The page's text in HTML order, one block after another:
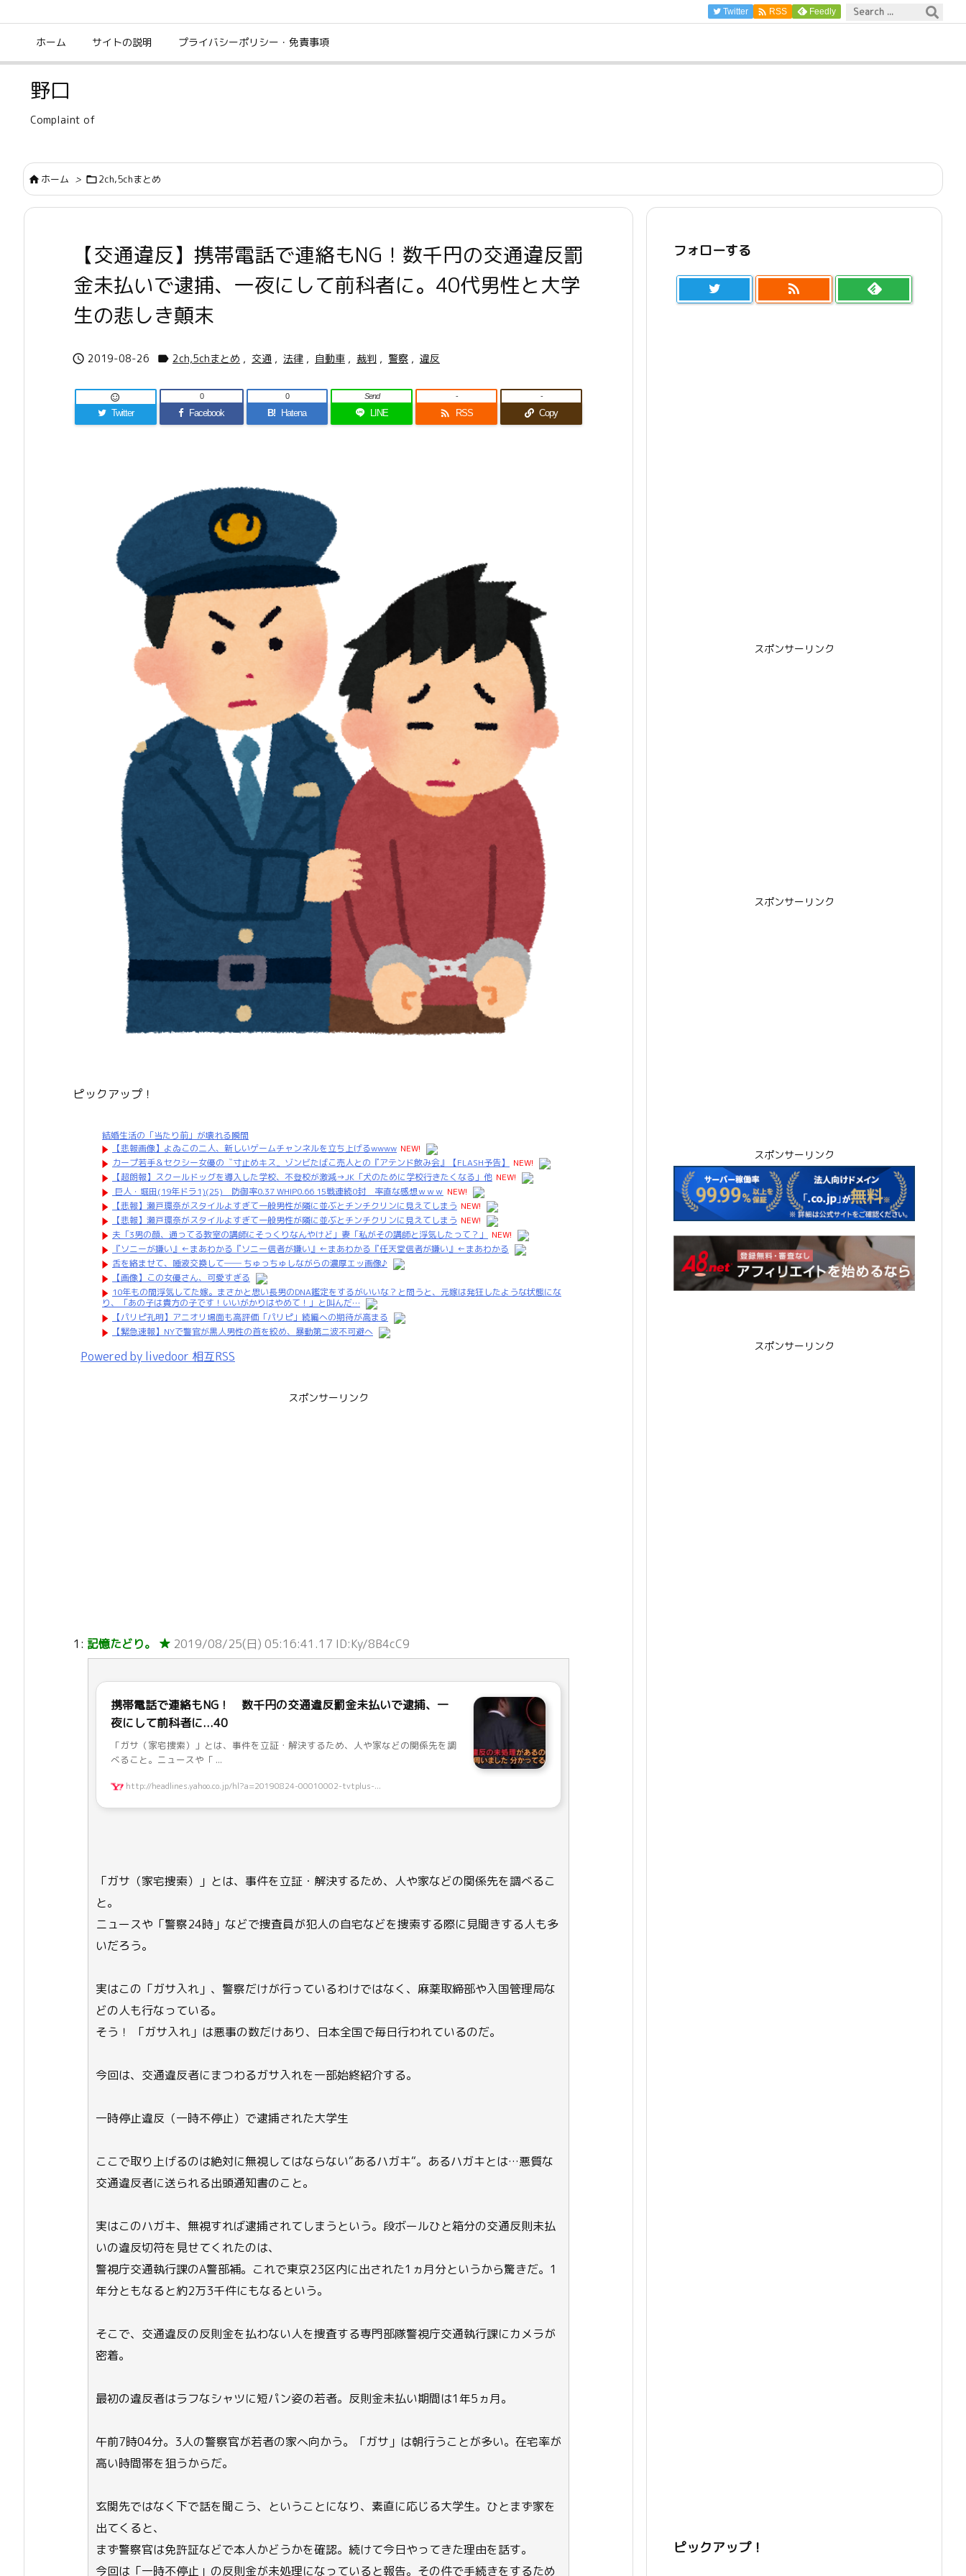
ホーム サイトの説明 プライバシーポリシー・免責事項
Twitter  RSS Feedly
野口
Complaint of
ホーム > 2ch,5chまとめ
【交通違反】携帯電話で連絡もNG！数千円の交通違反罰
金未払いで逮捕、一夜にして前科者に。40代男性と大学
生の悲しき顛末
 2019-08-26  2ch,5chまとめ , 交通 , 法律 , 自動車 , 裁判 , 警察 , 違反
Twitter

Facebook
0
B! Hatena
0
LINE
Send
 RSS
-
Copy
-
ピックアップ！
結婚生活の「当たり前」が壊れる瞬間
【悲報画像】よゐこの二人、新しいゲームチャンネルを立ち上げるwwww NEW!
カープ若手＆セクシー女優の〝寸止めキス〟ゾンビたばこ売人との『アテンド飲み会』【FLASH予告】
NEW!
【超朗報】スクールドッグを導入した学校、不登校が激減→JK「犬のために学校行きたくなる」他 NEW!
巨人・堀田(19年ドラ1)(25) 防御率0.37 WHIP0.66 15戦連続0封 率直な感想ｗｗｗ NEW!
【悲報】瀬戸環奈がスタイルよすぎて一般男性が隣に並ぶとチンチクリンに見えてしまう NEW!
【悲報】瀬戸環奈がスタイルよすぎて一般男性が隣に並ぶとチンチクリンに見えてしまう NEW!
夫「3男の顔、通ってる教室の講師にそっくりなんやけど」妻「私がその講師と浮気したって？」
NEW!
『ソニーが嫌い』←まあわかる『ソニー信者が嫌い』←まあわかる『任天堂信者が嫌い』←まあわかる
舌を絡ませて、唾液交換して── ちゅっちゅしながらの濃厚エッ画像♪
【画像】この女優さん、可愛すぎる
10年もの間浮気してた嫁。まさかと思い長男のDNA鑑定をするがいいな？と問うと、元嫁は発狂したような状態にな
り、「あの子は貴方の子です！いいがかりはやめて！」と叫んだ…
【パリピ孔明】アニオリ場面も高評価「パリピ」続編への期待が高まる
【緊急速報】NYで警官が黒人男性の首を絞め、暴動第二波不可避へ
Powered by livedoor 相互RSS
スポンサーリンク
1: 記憶たどり。 ★ 2019/08/25(日) 05:16:41.17 ID:Ky/8B4cC9
携帯電話で連絡もNG！ 数千円の交通違反罰金未払いで逮捕、一
夜にして前科者に...40
「ガサ（家宅捜索）」とは、事件を立証・解決するため、人や家などの関係先を調
べること。ニュースや「 ...
http://headlines.yahoo.co.jp/hl?a=20190824-00010002-tvtplus-...
「ガサ（家宅捜索）」とは、事件を立証・解決するため、人や家などの関係先を調べるこ
と。
ニュースや「警察24時」などで捜査員が犯人の自宅などを捜索する際に見聞きする人も多
いだろう。
実はこの「ガサ入れ」、警察だけが行っているわけではなく、麻薬取締部や入国管理局な
どの人も行なっている。
そう！ 「ガサ入れ」は悪事の数だけあり、日本全国で毎日行われているのだ。
今回は、交通違反者にまつわるガサ入れを一部始終紹介する。
一時停止違反（一時不停止）で逮捕された大学生
ここで取り上げるのは絶対に無視してはならない“あるハガキ“。あるハガキとは…悪質な
交通違反者に送られる出頭通知書のこと。
実はこのハガキ、無視すれば逮捕されてしまうという。段ボールひと箱分の交通反則未払
いの違反切符を見せてくれたのは、
警視庁交通執行課のA警部補。これで東京23区内に出された1ヵ月分というから驚きだ。1
年分ともなると約2万3千件にもなるという。
そこで、交通違反の反則金を払わない人を捜査する専門部隊警視庁交通執行課にカメラが
密着。
最初の違反者はラフなシャツに短パン姿の若者。反則金未払い期間は1年5ヵ月。
午前7時04分。3人の警察官が若者の家へ向かう。「ガサ」は朝行うことが多い。在宅率が
高い時間帯を狙うからだ。
玄関先ではなく下で話を聞こう、ということになり、素直に応じる大学生。ひとまず家を
出てくると、
まず警察官は免許証などで本人かどうかを確認。続けて今日やってきた理由を話す。
今回は「一時不停止」の反則金が未処理になっていると報告。その件で手続きをするため
フォローする

スポンサーリンク
スポンサーリンク
スポンサーリンク
スポンサーリンク
ピックアップ！